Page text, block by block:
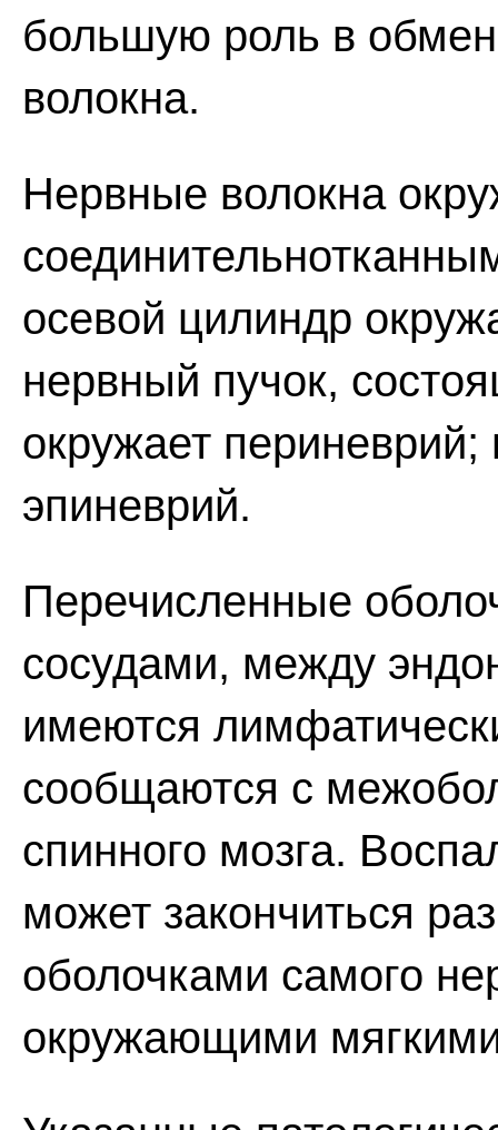
большую роль в
волокна.
Нервные волокна
осевой цилиндр
нервный пучок,
окружает периневрий;
эпиневрий.
Перечисленные
сосудами, между
имеются
сообщаются с
спинного мозга.
может закончиться
оболочками самого
окружающими